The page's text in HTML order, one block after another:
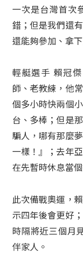
一次是台灣首次
錯；但是我們還
還能夠參加、拿
輕艇選手 賴冠
師、老教練，他
個多小時快兩個
台、多棒；但是
騙人，哪有那麼
一樣！』；去年
在先暫時休息當
此次備戰奧運，
示四年後會更好
時隔將近三個月
伴家人。